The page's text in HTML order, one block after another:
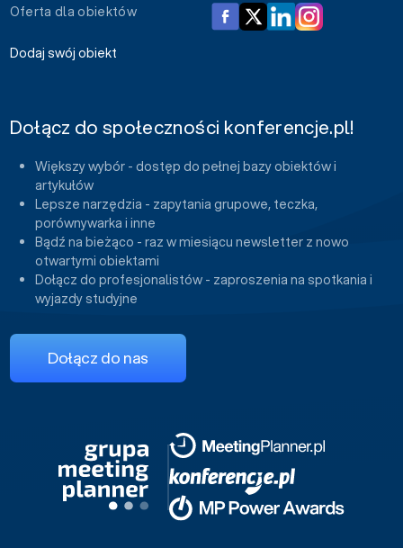
Oferta dla obiektów
Dodaj swój obiekt
Dołącz do społeczności konferencje.pl!
Większy wybór - dostęp do pełnej bazy obiektów i
artykułów
Lepsze narzędzia - zapytania grupowe, teczka,
porównywarka i inne
Bądź na bieżąco - raz w miesiącu newsletter z nowo
otwartymi obiektami
Dołącz do profesjonalistów - zaproszenia na spotkania i
wyjazdy studyjne
Dołącz do nas